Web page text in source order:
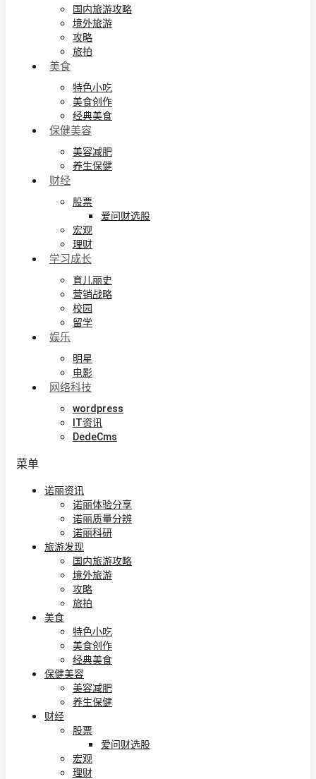
国内旅游攻略
境外旅游
攻略
旅拍
美食
特色小吃
美食创作
经典美食
保健美容
美容减肥
养生保健
财经
股票
爱问财选股
宏观
理财
学习成长
育儿丽史
营销战略
校园
留学
娱乐
明星
电影
网络科技
wordpress
IT资讯
DedeCms
菜单
诺丽资讯
诺丽体验分享
诺丽质量分辨
诺丽科研
旅游发现
国内旅游攻略
境外旅游
攻略
旅拍
美食
特色小吃
美食创作
经典美食
保健美容
美容减肥
养生保健
财经
股票
爱问财选股
宏观
理财